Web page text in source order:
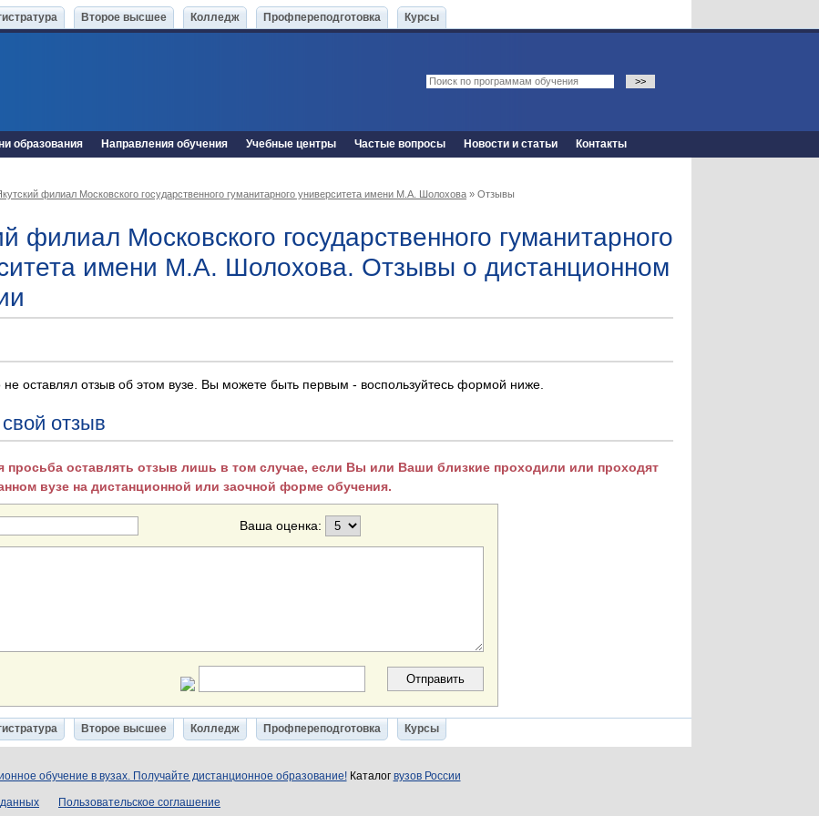
Второе высшее Колледж Профпереподготовка Курсы
образования Направления обучения Учебные центры Частые вопросы Новости и статьи Контакты
филиал Московского государственного гуманитарного университета имени М.А. Шолохова » Отзывы
филиал Московского государственного гуманитарного
имени М.А. Шолохова. Отзывы о дистанционном
не оставлял отзыв об этом вузе. Вы можете быть первым - воспользуйтесь формой ниже.
отзыв
просьба оставлять отзыв лишь в том случае, если Вы или Ваши близкие проходили или проходят
вузе на дистанционной или заочной форме обучения.
Ваша оценка:
Второе высшее Колледж Профпереподготовка Курсы
обучение в вузах. Получайте дистанционное образование!Каталог вузов России
Пользовательское соглашение